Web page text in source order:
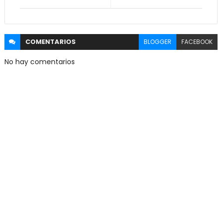
COMENTARIOS BLOGGER FACEBOOK
No hay comentarios